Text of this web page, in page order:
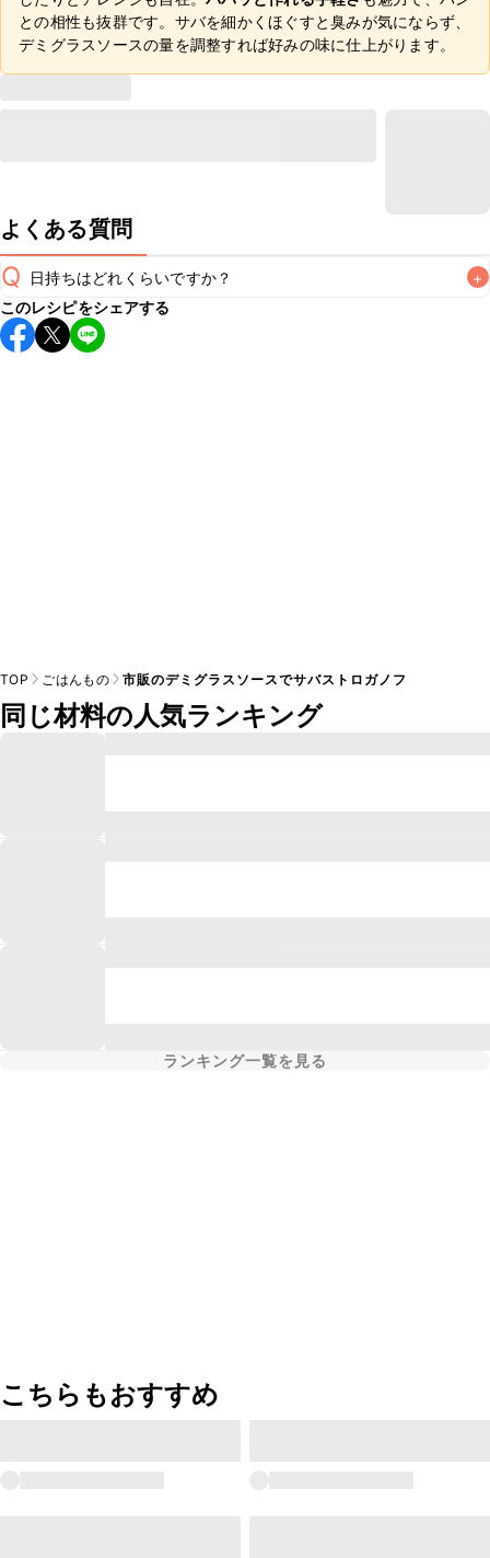
との相性も抜群です。サバを細かくほぐすと臭みが気にならず、
デミグラスソースの量を調整すれば好みの味に仕上がります。
よくある質問
Q 日持ちはどれくらいですか？ +
保存期間は冷蔵で翌日中が目安です。なるべくお早めにお召
し上がりください。
このレシピをシェアする
TOP ごはんもの 市販のデミグラスソースでサバストロガノフ
同じ材料の人気ランキング
ランキング一覧を見る
こちらもおすすめ